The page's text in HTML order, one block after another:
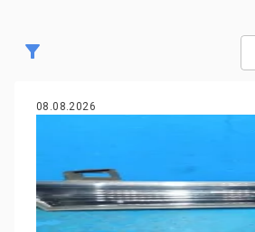
08.08.2026